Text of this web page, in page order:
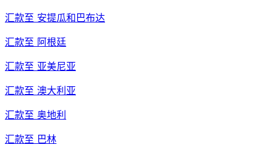
汇款至 安提瓜和巴布达
汇款至 阿根廷
汇款至 亚美尼亚
汇款至 澳大利亚
汇款至 奥地利
汇款至 巴林